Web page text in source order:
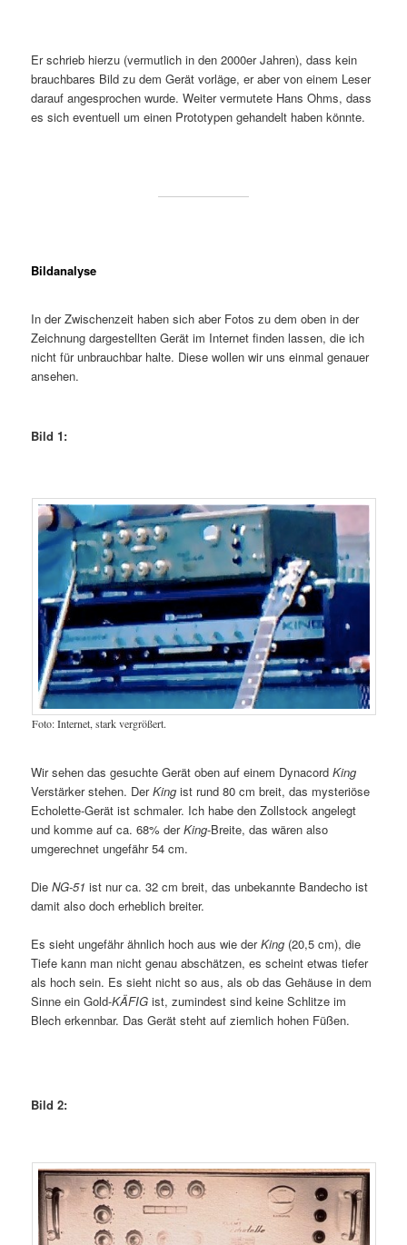
Er schrieb hierzu (vermutlich in den 2000er Jahren), dass kein
brauchbares Bild zu dem Gerät vorläge, er aber von einem Leser
darauf angesprochen wurde. Weiter vermutete Hans Ohms, dass
es sich eventuell um einen Prototypen gehandelt haben könnte.
Bildanalyse
In der Zwischenzeit haben sich aber Fotos zu dem oben in der
Zeichnung dargestellten Gerät im Internet finden lassen, die ich
nicht für unbrauchbar halte. Diese wollen wir uns einmal genauer
ansehen.
Bild 1:
Foto: Internet, stark vergrößert.
Wir sehen das gesuchte Gerät oben auf einem DynacordKing
Verstärker stehen. DerKingist rund 80 cm breit, das mysteriöse
Echolette-Gerät ist schmaler. Ich habe den Zollstock angelegt
und komme auf ca. 68% derKing-Breite, das wären also
umgerechnet ungefähr 54 cm.
DieNG-51 ist nur ca. 32 cm breit, das unbekannte Bandecho ist
damit also doch erheblich breiter.
Es sieht ungefähr ähnlich hoch aus wie derKing (20,5 cm), die
Tiefe kann man nicht genau abschätzen, es scheint etwas tiefer
als hoch sein. Es sieht nicht so aus, als ob das Gehäuse in dem
Sinne ein Gold-KÄFIG ist, zumindest sind keine Schlitze im
Blech erkennbar. Das Gerät steht auf ziemlich hohen Füßen.
Bild 2: